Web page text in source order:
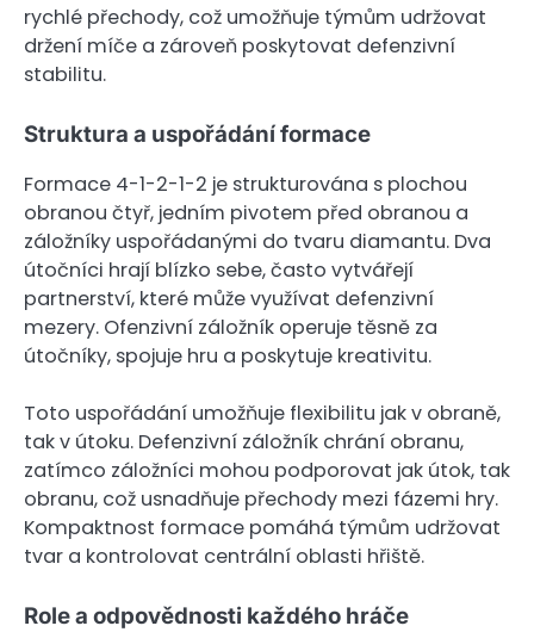
rychlé přechody, což umožňuje týmům udržovat
držení míče a zároveň poskytovat defenzivní
stabilitu.
Struktura a uspořádání formace
Formace 4-1-2-1-2 je strukturována s plochou
obranou čtyř, jedním pivotem před obranou a
záložníky uspořádanými do tvaru diamantu. Dva
útočníci hrají blízko sebe, často vytvářejí
partnerství, které může využívat defenzivní
mezery. Ofenzivní záložník operuje těsně za
útočníky, spojuje hru a poskytuje kreativitu.
Toto uspořádání umožňuje flexibilitu jak v obraně,
tak v útoku. Defenzivní záložník chrání obranu,
zatímco záložníci mohou podporovat jak útok, tak
obranu, což usnadňuje přechody mezi fázemi hry.
Kompaktnost formace pomáhá týmům udržovat
tvar a kontrolovat centrální oblasti hřiště.
Role a odpovědnosti každého hráče